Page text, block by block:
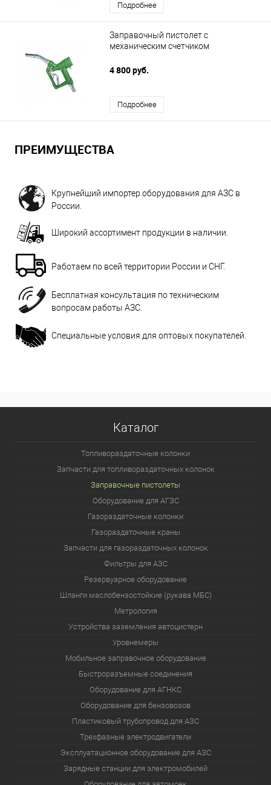
Подробнее
Заправочный пистолет с
механическим счетчиком
4 800 руб.
Подробнее
ПРЕИМУЩЕСТВА
Крупнейший импортер оборудования для АЗС в
России.
Широкий ассортимент продукции в наличии.
Работаем по всей территории России и СНГ.
Бесплатная консультация по техническим
вопросам работы АЗС.
Специальные условия для оптовых покупателей.
Каталог
Топливораздаточные колонки
Запчасти для топливораздаточных колонок
Заправочные пистолеты
Оборудование для АГЗС
Газораздаточные колонки
Газораздаточные краны
Запчасти для газораздаточных колонок
Фильтры для АЗС
Резервуарное оборудование
Шланги маслобензостойкие (рукава МБС)
Метрология
Устройства заземления автоцистерн
Уровнемеры
Мобильное заправочное оборудование
Быстроразъемные соединения
Оборудование для АГНКС
Оборудование для бензовозов
Пластиковый трубопровод для АЗС
Трехфазные электродвигатели
Эксплуатационное оборудование для АЗС
Зарядные станции для электромобилей